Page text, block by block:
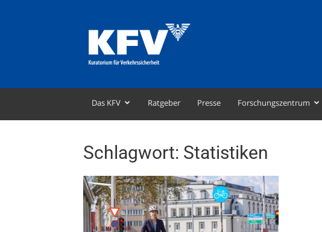
–
Kuratorium
für
Das KFV Ratgeber Presse Forschungszentrum
Schlagwort: Statistiken